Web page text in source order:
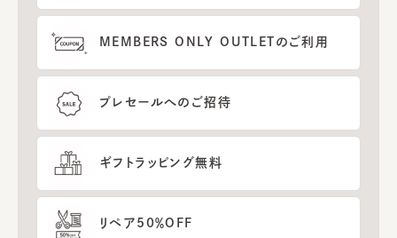
MEMBERS ONLY OUTLETのご利用
プレセールへのご招待
ギフトラッピング無料
リペア50％OFF